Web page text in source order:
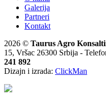
Galerija
Partneri
Kontakt
2026 © Taurus Agro
15, Vršac 26300 Srbija -
241 892
Dizajn i izrada: ClickMan